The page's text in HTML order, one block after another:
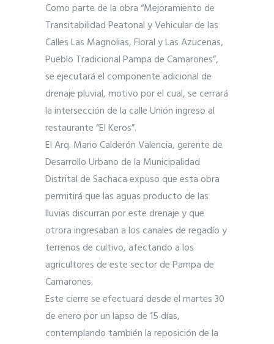
Como parte de la obra “Mejoramiento de
Transitabilidad Peatonal y Vehicular de las
Calles Las Magnolias, Floral y Las Azucenas,
Pueblo Tradicional Pampa de Camarones”,
se ejecutará el componente adicional de
drenaje pluvial, motivo por el cual, se cerrará
la intersección de la calle Unión ingreso al
restaurante “El Keros”.
El Arq. Mario Calderón Valencia, gerente de
Desarrollo Urbano de la Municipalidad
Distrital de Sachaca expuso que esta obra
permitirá que las aguas producto de las
lluvias discurran por este drenaje y que
otrora ingresaban a los canales de regadío y
terrenos de cultivo, afectando a los
agricultores de este sector de Pampa de
Camarones.
Este cierre se efectuará desde el martes 30
de enero por un lapso de 15 días,
contemplando también la reposición de la